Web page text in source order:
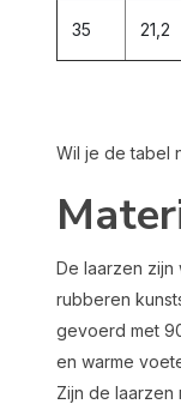
35 21,2
Wil je de tabel
De laarzen zijn
rubberen
gevoerd met
en warme
Zijn de laarzen